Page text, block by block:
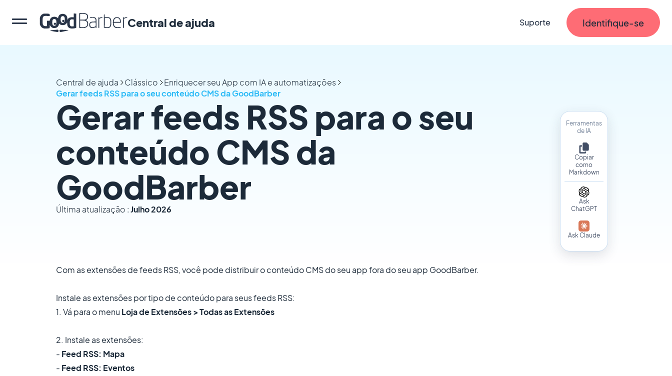
Central de ajuda Suporte Identifique-se
Ferramentas
de IA
Copiar
como
Markdown
Ask
ChatGPT
Ask Claude
Central de ajuda Clássico
Enriquecer seu App com IA e automatizações
Gerar feeds RSS para o seu conteúdo CMS da GoodBarber
Gerar feeds RSS para o seu
conteúdo CMS da
GoodBarber
Última atualização :Julho 2026
Com as extensões de feeds RSS, você pode distribuir o conteúdo CMS do seu app fora do seu app GoodBarber.
Instale as extensões por tipo de conteúdo para seus feeds RSS:
1. Vá para o menu Loja de Extensões > Todas as Extensões
2. Instale as extensões:
- Feed RSS: Mapa
- Feed RSS: Eventos